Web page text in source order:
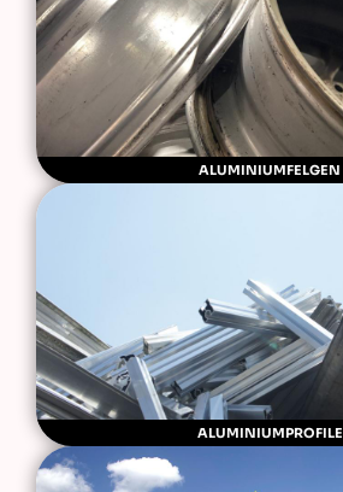
ALUMINIUMFELGEN
ALUMINIUMPROFILE